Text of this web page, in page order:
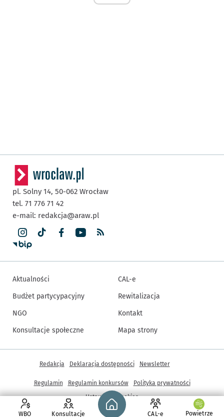
WBO Konsultacje
Strona główna - wroclaw.pl
CAL-e Powietrze
pl. Solny 14, 50-062 Wrocław
tel. 71 776 71 42
e-mail: redakcja@araw.pl
Aktualności
Budżet partycypacyjny
NGO
Konsultacje społeczne
CAL-e
Rewitalizacja
Kontakt
Mapa strony
Inne informacje
Redakcja Deklaracja dostępności Newsletter
Regulamin Regulamin konkursów
Polityka prywatności
Ustawienia cookies